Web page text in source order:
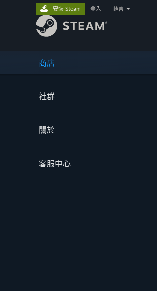
商店
社群
關於
客服中心
安裝 Steam 登入 語言